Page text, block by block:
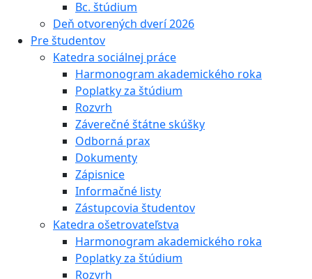
Bc. štúdium
Deň otvorených dverí 2026
Pre študentov
Katedra sociálnej práce
Harmonogram akademického roka
Poplatky za štúdium
Rozvrh
Záverečné štátne skúšky
Odborná prax
Dokumenty
Zápisnice
Informačné listy
Zástupcovia študentov
Katedra ošetrovateľstva
Harmonogram akademického roka
Poplatky za štúdium
Rozvrh